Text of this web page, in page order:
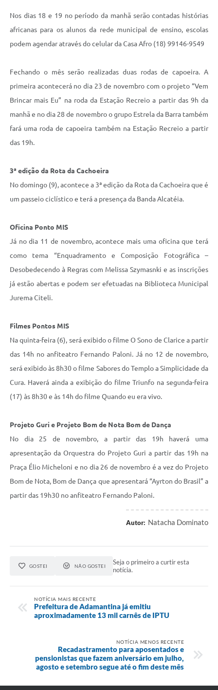
Nos dias 18 e 19 no período da manhã serão contadas histórias
africanas para os alunos da rede municipal de ensino, escolas
podem agendar através do celular da Casa Afro (18) 99146-9549
Fechando o mês serão realizadas duas rodas de capoeira. A
primeira acontecerá no dia 23 de novembro com o projeto “Vem
Brincar mais Eu” na roda da Estação Recreio a partir das 9h da
manhã e no dia 28 de novembro o grupo Estrela da Barra também
fará uma roda de capoeira também na Estação Recreio a partir
das 19h.
3ª edição da Rota da Cachoeira
No domingo (9), acontece a 3ª edição da Rota da Cachoeira que é
um passeio ciclístico e terá a presença da Banda Alcatéia.
Oficina Ponto MIS
Já no dia 11 de novembro, acontece mais uma oficina que terá
como tema “Enquadramento e Composição Fotográfica –
Desobedecendo à Regras com Melissa Szymasnki e as inscrições
já estão abertas e podem ser efetuadas na Biblioteca Municipal
Jurema Citeli.
Filmes Pontos MIS
Na quinta-feira (6), será exibido o filme O Sono de Clarice a partir
das 14h no anfiteatro Fernando Paloni. Já no 12 de novembro,
será exibido às 8h30 o filme Sabores do Templo a Simplicidade da
Cura. Haverá ainda a exibição do filme Triunfo na segunda-feira
(17) às 8h30 e às 14h do filme Quando eu era vivo.
Projeto Guri e Projeto Bom de Nota Bom de Dança
No dia 25 de novembro, a partir das 19h haverá uma
apresentação da Orquestra do Projeto Guri a partir das 19h na
Praça Élio Micheloni e no dia 26 de novembro é a vez do Projeto
Bom de Nota, Bom de Dança que apresentará “Ayrton do Brasil” a
partir das 19h30 no anfiteatro Fernando Paloni.
Autor: Natacha Dominato
GOSTEI NÃO GOSTEI
Seja o primeiro a curtir esta
notícia.
NOTÍCIA MAIS RECENTE
Prefeitura de Adamantina já emitiu
aproximadamente 13 mil carnês de IPTU
NOTÍCIA MENOS RECENTE
Recadastramento para aposentados e
pensionistas que fazem aniversário em julho,
agosto e setembro segue até o fim deste mês